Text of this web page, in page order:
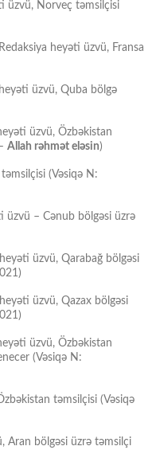
üzvü, Norveç təmsilçisi
heyəti üzvü, Fransa
üzvü, Quba bölgə
üzvü, Özbəkistan
Allah rəhmət eləsin)
təmsilçisi (Vəsiqə N:
üzvü – Cənub bölgəsi üzrə
üzvü, Qarabağ bölgəsi
üzvü, Qazax bölgəsi
üzvü, Özbəkistan
(Vəsiqə N:
təmsilçisi (Vəsiqə
Aran bölgəsi üzrə təmsilçi